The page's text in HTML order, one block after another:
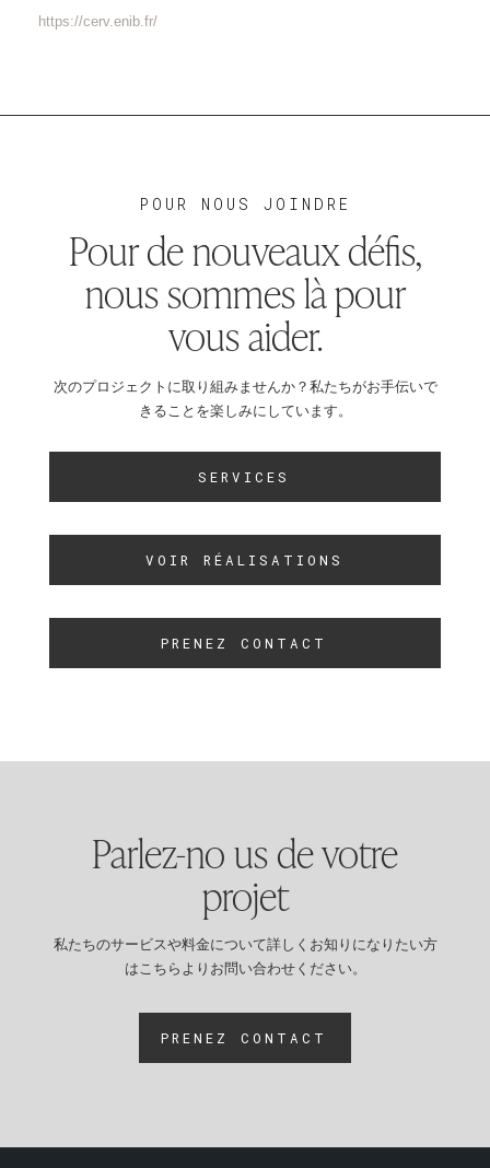
https://cerv.enib.fr/
POUR NOUS JOINDRE
Pour de nouveaux défis,
nous sommes là pour
vous aider.
次のプロジェクトに取り組みませんか？私たちがお手伝いで
きることを楽しみにしています。
SERVICES
VOIR RÉALISATIONS
PRENEZ CONTACT
Parlez-no us de votre
projet
私たちのサービスや料金について詳しくお知りになりたい方
はこちらよりお問い合わせください。
PRENEZ CONTACT